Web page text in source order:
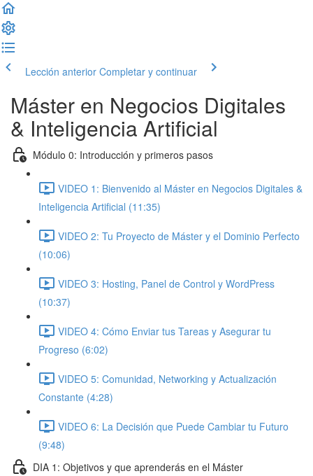
Lección anterior Completar y continuar
Máster en Negocios Digitales
& Inteligencia Artificial
Módulo 0: Introducción y primeros pasos
VIDEO 1: Bienvenido al Máster en Negocios Digitales &
Inteligencia Artificial (11:35)
VIDEO 2: Tu Proyecto de Máster y el Dominio Perfecto
(10:06)
VIDEO 3: Hosting, Panel de Control y WordPress
(10:37)
VIDEO 4: Cómo Enviar tus Tareas y Asegurar tu
Progreso (6:02)
VIDEO 5: Comunidad, Networking y Actualización
Constante (4:28)
VIDEO 6: La Decisión que Puede Cambiar tu Futuro
(9:48)
DIA 1: Objetivos y que aprenderás en el Máster